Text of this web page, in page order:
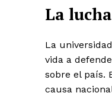
La
La
vida a
sobre el país.
causa